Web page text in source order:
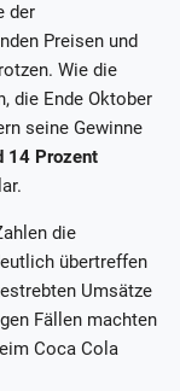
der
Preisen und
Wie die
die Ende Oktober
seine Gewinne
14 Prozent
die
übertreffen
Umsätze
Fällen machten
Coca Cola